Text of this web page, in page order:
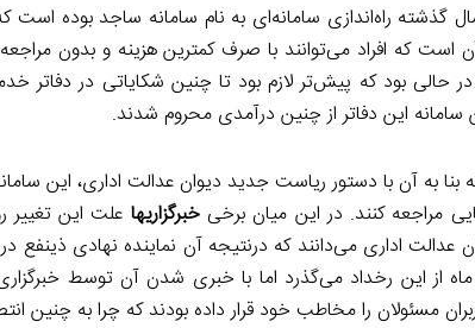
گذشته راه‌اندازی سامانه‌ای به نام سامانه ساجد بوده است
است که افراد می‌توانند با صرف کمترین هزینه و بدون
حالی بود که پیش‌تر لازم بود تا چنین شکایاتی در دفاتر
سامانه این دفاتر از چنین درآمدی محروم شدند.
به آن با دستور ریاست جدید دیوان عدالت اداری، این
مراجعه کنند. در این میان برخیخبرگزاری­ها علت این تغییر
عدالت اداری می‌دانند که درنتیجه آن نماینده نهادی
از این رخداد می‌گذرد اما با خبری شدن آن توسط
مسئولان را مخاطب خود قرار داده بودند که چرا به چنین